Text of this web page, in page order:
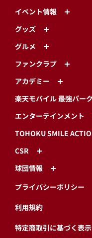
イベント情報
グッズ
グルメ
ファンクラブ
アカデミー
楽天モバイル 最強パー
エンターテインメント
TOHOKU SMILE
CSR
球団情報
プライバシーポリシー
利用規約
特定商取引に基づく表示